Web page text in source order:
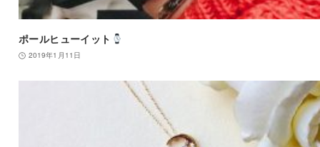
ポールヒューイット
2019年1月11日